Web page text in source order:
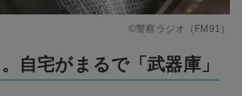
©警察ラジオ（FM91）
自宅がまるで「武器庫」